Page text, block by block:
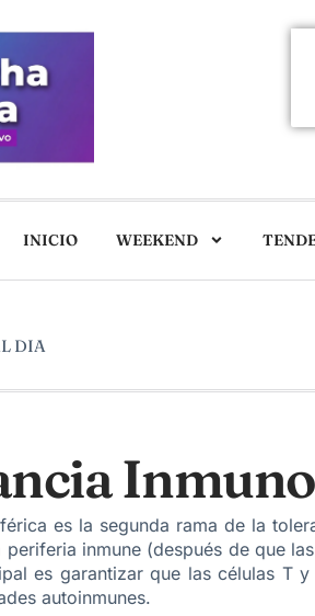
INICIO WEEKEND
DIA
es la segunda rama de la
periferia inmune (después de que
es garantizar que las células T
autoinmunes.